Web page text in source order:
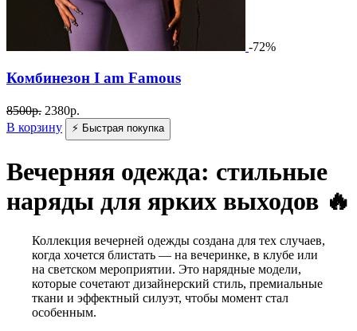
-72%
Комбинезон I am Famous
8500р. 2380р.
В корзину
⚡ Быстрая покупка
Вечерняя одежда: стильные
наряды для ярких выходов 🔥
Коллекция вечерней одежды создана для тех случаев,
когда хочется блистать — на вечеринке, в клубе или
на светском мероприятии. Это нарядные модели,
которые сочетают дизайнерский стиль, премиальные
ткани и эффектный силуэт, чтобы момент стал
особенным.